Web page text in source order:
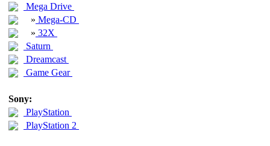
Mega Drive
» Mega-CD
» 32X
Saturn
Dreamcast
Game Gear
Sony:
PlayStation
PlayStation 2